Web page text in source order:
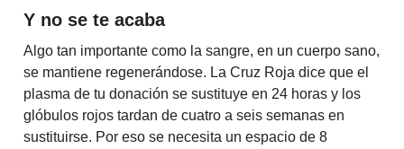
Y no se te acaba
Algo tan importante como la sangre, en un cuerpo sano,
se mantiene regenerándose. La Cruz Roja dice que el
plasma de tu donación se sustituye en 24 horas y los
glóbulos rojos tardan de cuatro a seis semanas en
sustituirse. Por eso se necesita un espacio de 8